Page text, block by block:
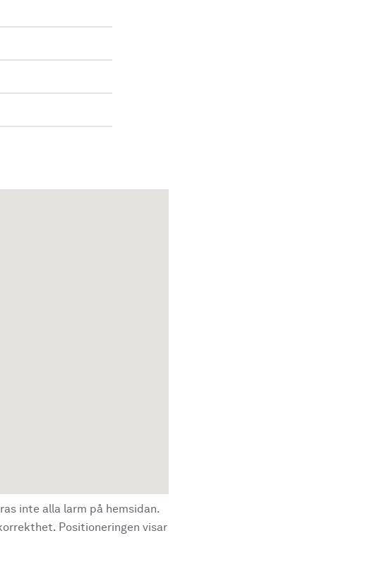
inte alla larm på hemsidan.
Positioneringen visar